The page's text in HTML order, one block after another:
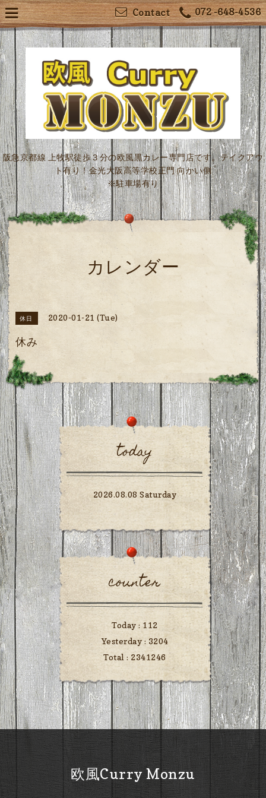
072 -648-4536
Contact
阪急京都線 上牧駅徒歩３分の欧風黒カレー専門店です。テイクアウ
ト有り！金光大阪高等学校正門 向かい側
※駐車場有り
カレンダー
休日 2020-01-21 (Tue)
休み
today
2026.08.08 Saturday
counter
Today : 112
Yesterday : 3204
Total : 2341246
欧風Curry Monzu